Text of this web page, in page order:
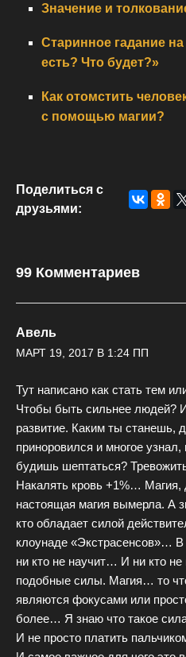
Значение и
Старинное гадание
есть? Что будет?»
Как отомстить
с помощью магии?
Поделиться с
друзьями:
99 Комментариев
Авель
МАРТ 19, 2017 В 1:24 ПП
Тут написано как стать тем
Чтобы быть сильнее людей?
развитие. Каким ты станешь,
приноровился и многое узнал,
будишь шептаться?
Накалять кровь +1%… Магия,
настоящая магия вымерла. А
кто обладает силой
клоунаде «Экстрасенсов»… В
ни кто не научит… И ни кто не
подобные силы. Магия… то
являются фокусами или
более… Я знаю что такое
И не просто платить